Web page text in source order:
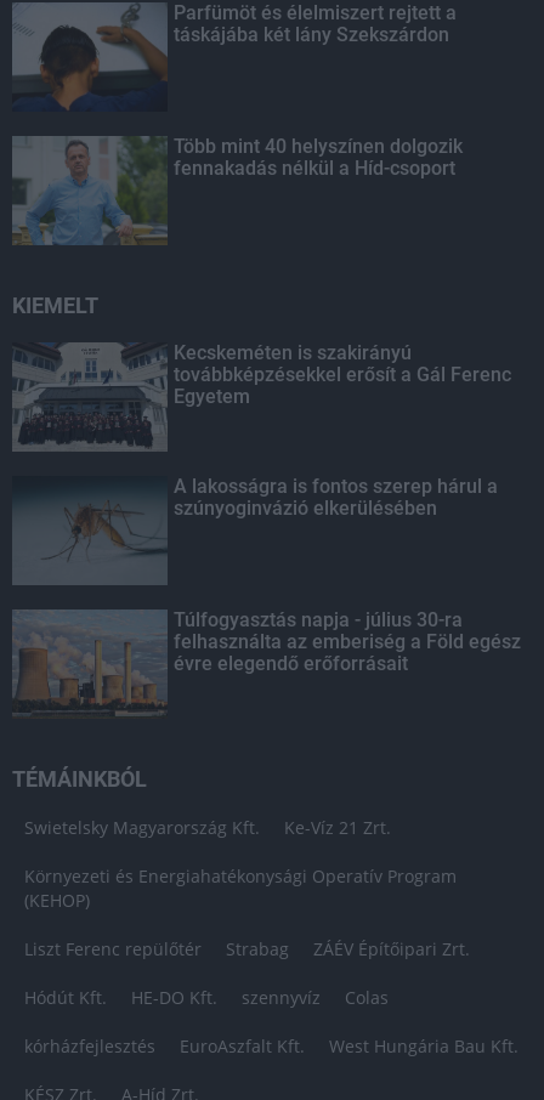
Parfümöt és élelmiszert rejtett a
táskájába két lány Szekszárdon
Több mint 40 helyszínen dolgozik
fennakadás nélkül a Híd-csoport
KIEMELT
Kecskeméten is szakirányú
továbbképzésekkel erősít a Gál Ferenc
Egyetem
A lakosságra is fontos szerep hárul a
szúnyoginvázió elkerülésében
Túlfogyasztás napja - július 30-ra
felhasználta az emberiség a Föld egész
évre elegendő erőforrásait
TÉMÁINKBÓL
Swietelsky Magyarország Kft. Ke-Víz 21 Zrt.
Környezeti és Energiahatékonysági Operatív Program
(KEHOP)
Liszt Ferenc repülőtér Strabag ZÁÉV Építőipari Zrt.
Hódút Kft. HE-DO Kft. szennyvíz Colas
kórházfejlesztés EuroAszfalt Kft. West Hungária Bau Kft.
KÉSZ Zrt. A-Híd Zrt.